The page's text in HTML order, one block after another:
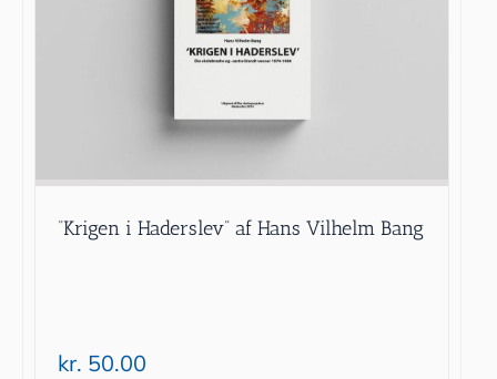
“Krigen i Haderslev” af Hans Vilhelm Bang
kr. 50.00